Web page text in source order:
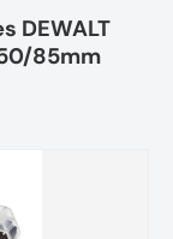
DEWALT
85mm